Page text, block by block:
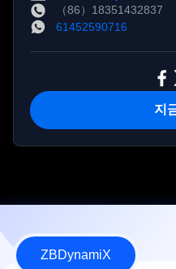
（86）18351432837
61452590716
지
ZBDynamiX